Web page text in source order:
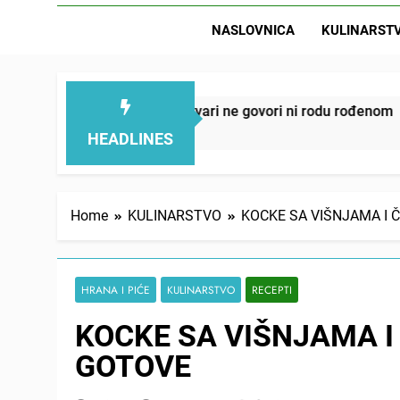
NASLOVNICA
HEADLINES
– ove 4 stvari ne govori ni rodu rođenom
Home KULINARSTVO KOCKE SA VIŠNJAMA I
HRANA I PIĆE KULINARSTVO RECEPTI
KOCKE SA VIŠNJAMA
GOTOVE